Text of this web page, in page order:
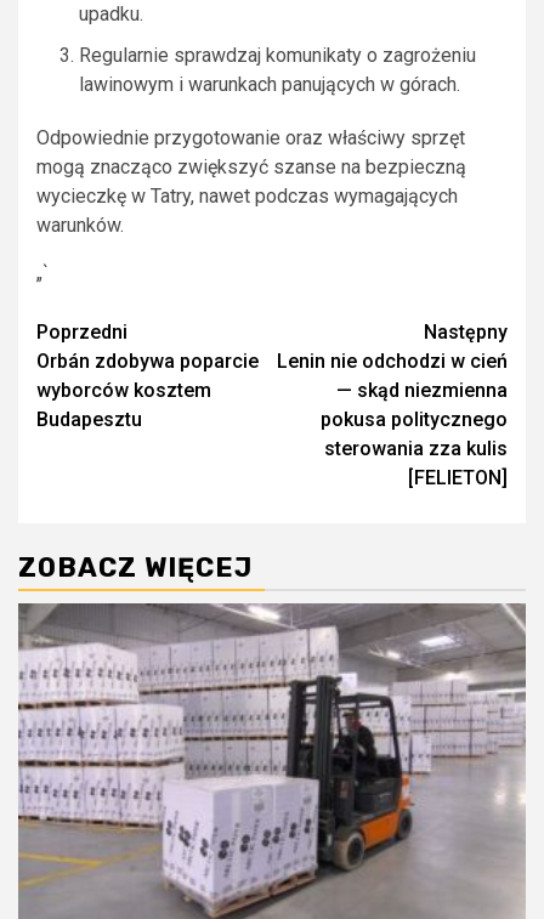
upadku.
Regularnie sprawdzaj komunikaty o zagrożeniu
lawinowym i warunkach panujących w górach.
Odpowiednie przygotowanie oraz właściwy sprzęt
mogą znacząco zwiększyć szanse na bezpieczną
wycieczkę w Tatry, nawet podczas wymagających
warunków.
„`
Zobacz
wpisy
Poprzedni
Orbán zdobywa poparcie
wyborców kosztem
Budapesztu
Następny
Lenin nie odchodzi w cień
— skąd niezmienna
pokusa politycznego
sterowania zza kulis
[FELIETON]
ZOBACZ WIĘCEJ